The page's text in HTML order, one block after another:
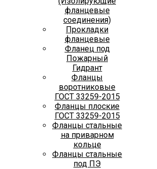
фланцевые
соединения)
Прокладки
фланцевые
Фланец под
Пожарный
Гидрант
Фланцы
воротниковые
ГОСТ 33259-2015
Фланцы плоские
ГОСТ 33259-2015
Фланцы стальные
на приварном
кольце
Фланцы стальные
под ПЭ